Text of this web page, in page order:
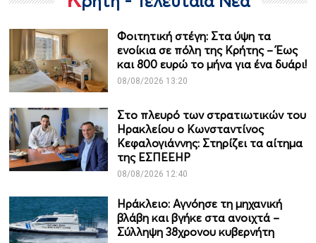
Φοιτητική στέγη: Στα ύψη τα
ενοίκια σε πόλη της Κρήτης – Έως
και 800 ευρώ το μήνα για ένα δυάρι!
08/08/2026 13:20
Στο πλευρό των στρατιωτικών του
Ηρακλείου ο Κωνσταντίνος
Κεφαλογιάννης: Στηρίζει τα αίτημα
της ΕΣΠΕΕΗΡ
08/08/2026 12:40
Ηράκλειο: Αγνόησε τη μηχανική
βλάβη και βγήκε στα ανοιχτά –
Σύλληψη 38χρονου κυβερνήτη